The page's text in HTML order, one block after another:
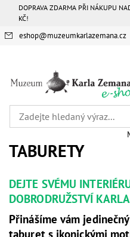
DOPRAVA ZDARMA PŘI NÁKUPU
KČ!
eshop@muzeumkarlazemana.cz
TABURETY
DEJTE SVÉMU
DOBRODRUŽSTVÍ
Přinášíme vám